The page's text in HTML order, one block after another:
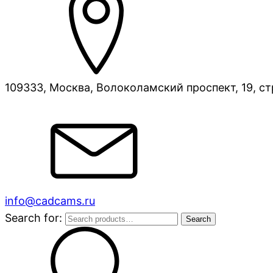
109333, Москва, Волоколамский проспект, 19,
info@cadcams.ru
Search for:
Search